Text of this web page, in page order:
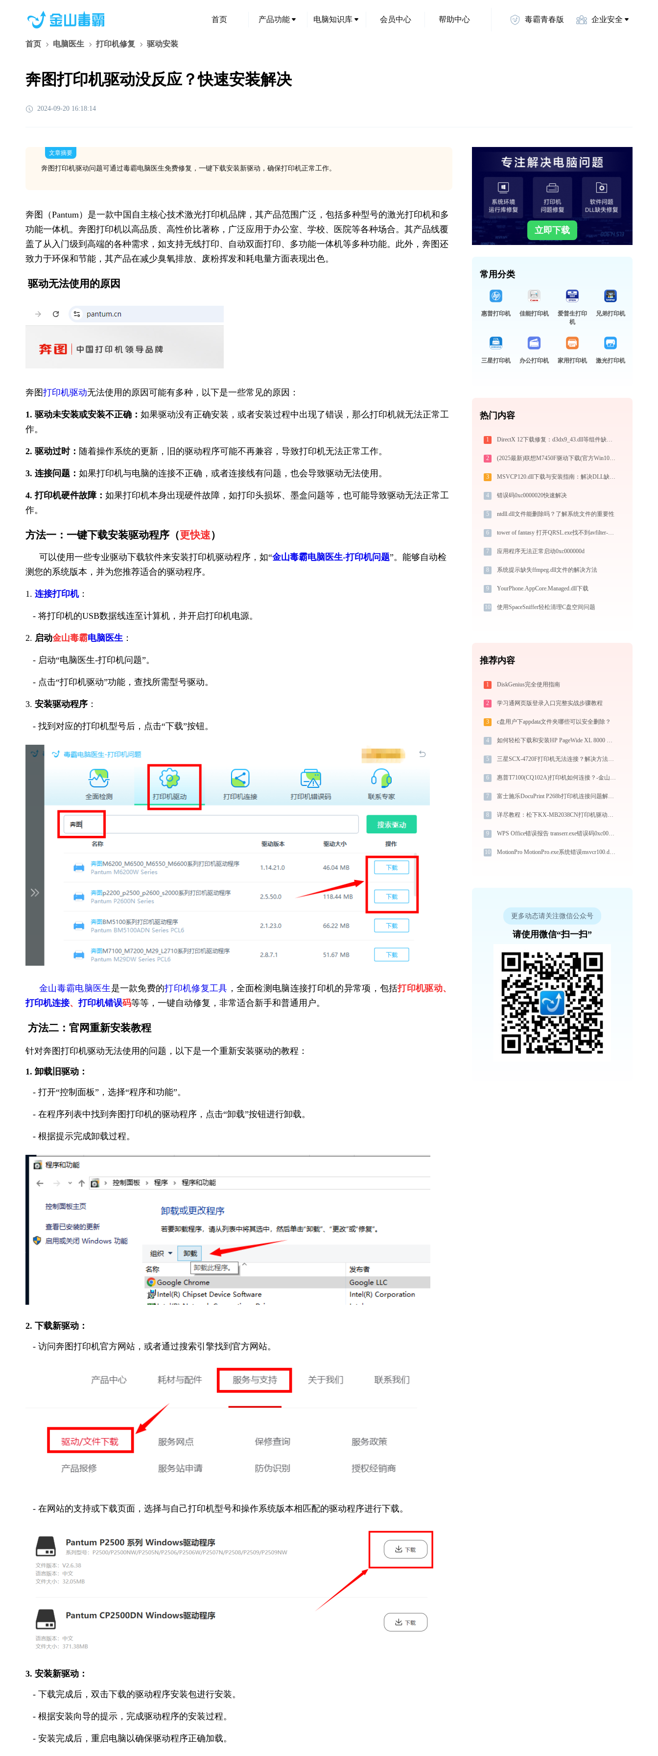
首页 产品功能 电脑知识库 会员中心 帮助中心 毒霸青春版 企业安全
首页 电脑医生 打印机修复 驱动安装
奔图打印机驱动没反应？快速安装解决
2024-09-20 16:18:14
文章摘要
奔图打印机驱动问题可通过毒霸电脑医生免费修复，一键下载安装新驱动，确保打印机正常工作。
奔图（Pantum）是一款中国自主核心技术激光打印机品牌，其产品范围广泛，包括多种型号的激光打印机和多
功能一体机。奔图打印机以高品质、高性价比著称，广泛应用于办公室、学校、医院等各种场合。其产品线覆
盖了从入门级到高端的各种需求，如支持无线打印、自动双面打印、多功能一体机等多种功能。此外，奔图还
致力于环保和节能，其产品在减少臭氧排放、废粉挥发和耗电量方面表现出色。
驱动无法使用的原因
奔图 打印机驱动无法使用的原因可能有多种，以下是一些常见的原因：
1. 驱动未安装或安装不正确： 如果驱动没有正确安装，或者安装过程中出现了错误，那么打印机就无法正常工
作。
2. 驱动过时： 随着操作系统的更新，旧的驱动程序可能不再兼容，导致打印机无法正常工作。
3. 连接问题： 如果打印机与电脑的连接不正确，或者连接线有问题，也会导致驱动无法使用。
4. 打印机硬件故障： 如果打印机本身出现硬件故障，如打印头损坏、墨盒问题等，也可能导致驱动无法正常工
作。
方法一：一键下载安装驱动程序（更快速）
可以使用一些专业驱动下载软件来安装打印机驱动程序，如“金山毒霸电脑医生-打印机问题”。能够自动检
测您的系统版本，并为您推荐适合的驱动程序。
1. 连接打印机：
- 将打印机的USB数据线连至计算机，并开启打印机电源。
2. 启动金山毒霸电脑医生 ：
- 启动“电脑医生-打印机问题”。
- 点击“打印机驱动”功能，查找所需型号驱动。
3. 安装驱动程序 ：
- 找到对应的打印机型号后，点击“下载”按钮。
金山毒霸电脑医生 是一款免费的打印机修复工具 ，全面检测电脑连接打印机的异常项，包括打印机驱动、
打印机连接、打印机错误码等等，一键自动修复，非常适合新手和普通用户。
方法二：官网重新安装教程
针对奔图打印机驱动无法使用的问题，以下是一个重新安装驱动的教程：
1. 卸载旧驱动：
- 打开“控制面板”，选择“程序和功能”。
- 在程序列表中找到奔图打印机的驱动程序，点击“卸载”按钮进行卸载。
- 根据提示完成卸载过程。
2. 下载新驱动：
- 访问奔图打印机官方网站，或者通过搜索引擎找到官方网站。
- 在网站的支持或下载页面，选择与自己打印机型号和操作系统版本相匹配的驱动程序进行下载。
3. 安装新驱动：
- 下载完成后，双击下载的驱动程序安装包进行安装。
- 根据安装向导的提示，完成驱动程序的安装过程。
- 安装完成后，重启电脑以确保驱动程序正确加载。
立即下载
常用分类
惠普打印机 佳能打印机
爱普生打印
机
兄弟打印机
三星打印机 办公打印机 家用打印机 激光打印机
热门内容
1 DirectX 12下载修复：d3dx9_43.dll等组件缺失解决
2 (2025最新)联想M7450F驱动下载(官方Win10/Win11)
3 MSVCP120.dll下载与安装指南：解决DLL缺失问题的完整方案
4 错误码0xc0000020快速解决
5 ntdll.dll文件能删除吗？了解系统文件的重要性
6 tower of fantasy 打开QRSL.exe找不到avfilter-7.dll怎么办
7 应用程序无法正常启动0xc000000d
8 系统提示缺失ffmpeg.dll文件的解决方法
9 YourPhone.AppCore.Managed.dll下载
10 使用SpaceSniffer轻松清理C盘空间问题
推荐内容
1 DiskGenius完全使用指南
2 学习通网页版登录入口完整实战步骤教程
3 c盘用户下appdata文件夹哪些可以安全删除？
4 如何轻松下载和安装HP PageWide XL 8000 Bp打印机驱动？跟着这篇指南走
5 三星SCX-4720F打印机无法连接？解决方法在这里！-金山毒霸
6 惠普T7100(CQ102A)打印机如何连接？-金山毒霸
7 富士施乐DocuPrint P268b打印机连接问题解析-金山毒霸
8 详尽教程：松下KX-MB2038CN打印机驱动的正确下载与安装方式
9 WPS Office错误报告 transerr.exe错误码0xc000000d处理办法
10 MotionPro MotionPro.exe系统错误msvcr100.dll丢失如何解决
更多动态请关注微信公众号
请使用微信“扫一扫”